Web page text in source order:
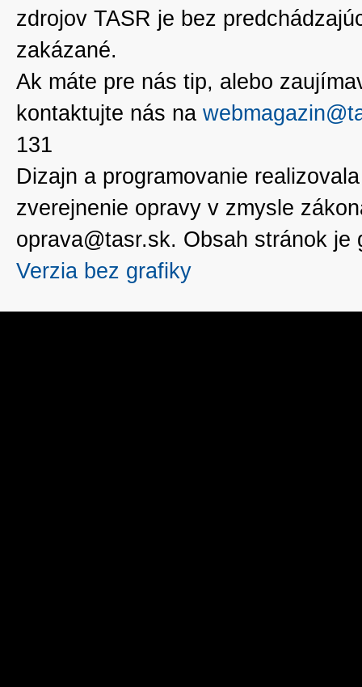
zdrojov TASR je bez
zakázané.
Ak máte pre nás tip, alebo
kontaktujte nás na
131
Dizajn a programovanie
zverejnenie opravy v zmysle
oprava@tasr.sk. Obsah stránok
Verzia bez grafiky